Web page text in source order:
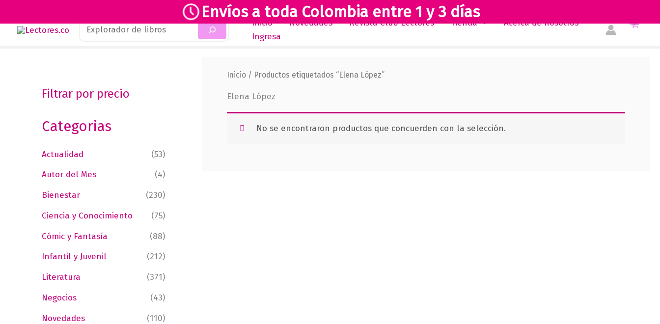
Envíos a toda Colombia entre 1 y 3 días
Buscar Inicio Novedades Revista Club Lectores Tienda
Acerca de nosotros
Ingresa
Filtrar por precio
Categorias
Actualidad
(53)
Autor del Mes
(4)
Bienestar
(230)
Ciencia y Conocimiento
(75)
Cómic y Fantasía
(88)
Infantil y Juvenil
(212)
Literatura
(371)
Negocios
(43)
Novedades
(110)
Inicio / Productos etiquetados “Elena López”
Elena López
No se encontraron productos que concuerden con la selección.